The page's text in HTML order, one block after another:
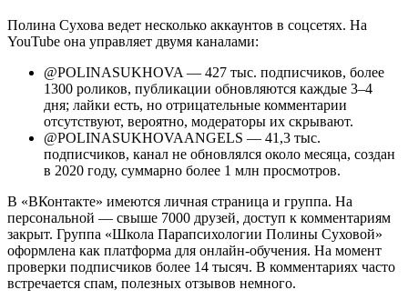
Полина Сухова ведет несколько аккаунтов в соцсетях. На
YouTube она управляет двумя каналами:
@POLINASUKHOVA — 427 тыс. подписчиков, более
1300 роликов, публикации обновляются каждые 3–4
дня; лайки есть, но отрицательные комментарии
отсутствуют, вероятно, модераторы их скрывают.
@POLINASUKHOVAANGELS — 41,3 тыс.
подписчиков, канал не обновлялся около месяца, создан
в 2020 году, суммарно более 1 млн просмотров.
В «ВКонтакте» имеются личная страница и группа. На
персональной — свыше 7000 друзей, доступ к комментариям
закрыт. Группа «Школа Парапсихологии Полины Суховой»
оформлена как платформа для онлайн-обучения. На момент
проверки подписчиков более 14 тысяч. В комментариях часто
встречается спам, полезных отзывов немного.